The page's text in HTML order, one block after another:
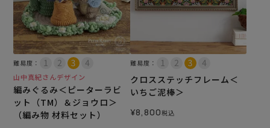
難易度：
山中真紀さんデザイン
編みぐるみ＜ピーターラビ
ット（TM）＆ジョウロ＞
（編み物 材料セット）
難易度：
クロスステッチフレーム＜
いちご泥棒＞
¥8,800税込